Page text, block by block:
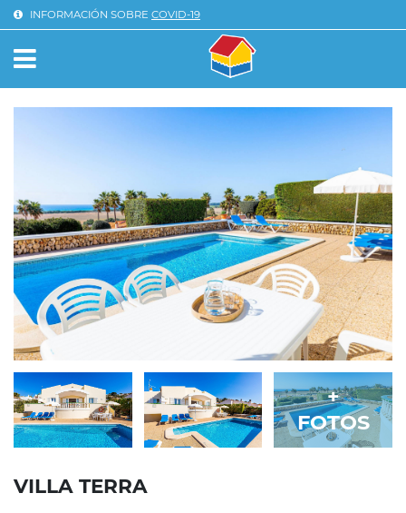
INFORMACIÓN SOBRE COVID-19
+
FOTOS
VILLA TERRA